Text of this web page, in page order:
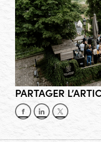
PARTAGER
Partager sur
Partager sur
Partager